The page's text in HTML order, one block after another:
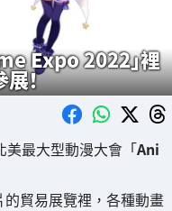
Expo 2022」裡
！
美最大型動漫大會「Ani
貿易展覽裡，各種動畫